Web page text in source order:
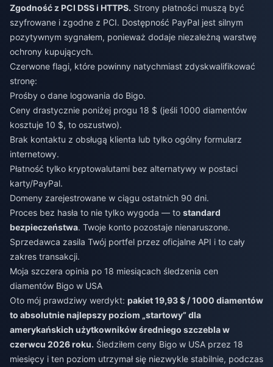
Zgodność z PCI DSS i HTTPS. Strony płatności muszą być
szyfrowane i zgodne z PCI. Dostępność PayPal jest silnym
pozytywnym sygnałem, ponieważ dodaje niezależną warstwę
ochrony kupujących.
Czerwone flagi, które powinny natychmiast zdyskwalifikować
stronę:
Prośby o dane logowania do Bigo.
Ceny drastycznie poniżej progu 18 $ (jeśli 1000 diamentów
kosztuje 10 $, to oszustwo).
Brak kontaktu z obsługą klienta lub tylko ogólny formularz
internetowy.
Płatność tylko kryptowalutami bez alternatywy w postaci
karty/PayPal.
Domeny zarejestrowane w ciągu ostatnich 90 dni.
Proces bez hasła to nie tylko wygoda — to standard
bezpieczeństwa. Twoje konto pozostaje nienaruszone.
Sprzedawca zasila Twój portfel przez oficjalne API i to cały
zakres transakcji.
Moja szczera opinia po 18 miesiącach śledzenia cen
diamentów Bigo w USA
Oto mój prawdziwy werdykt: pakiet 19,93 $ / 1000 diamentów
to absolutnie najlepszy poziom „startowy” dla
amerykańskich użytkowników średniego szczebla w
czerwcu 2026 roku. Śledziłem ceny Bigo w USA przez 18
miesięcy i ten poziom utrzymał się niezwykle stabilnie, podczas